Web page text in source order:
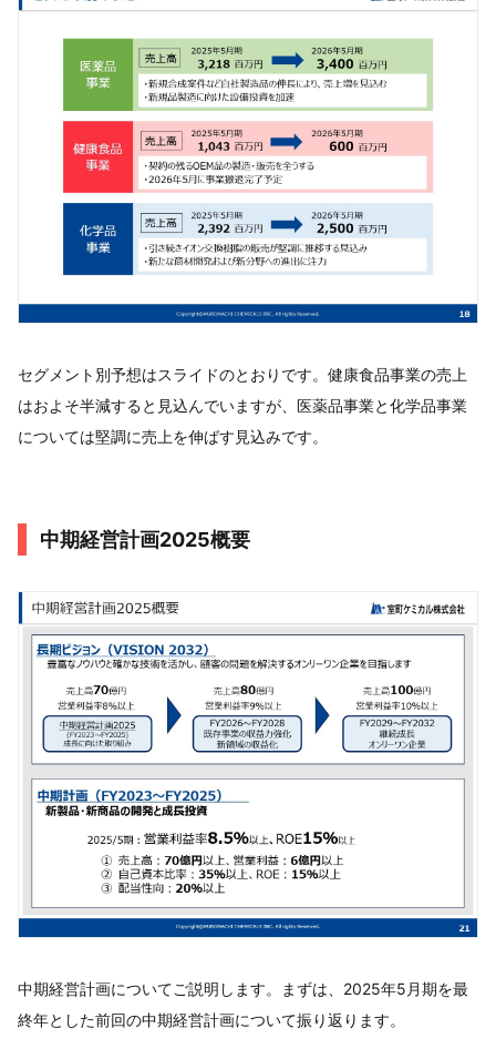
セグメント別予想はスライドのとおりです。健康食品事業の売上
はおよそ半減すると見込んでいますが、医薬品事業と化学品事業
については堅調に売上を伸ばす見込みです。
中期経営計画2025概要
中期経営計画についてご説明します。まずは、2025年5月期を最
終年とした前回の中期経営計画について振り返ります。